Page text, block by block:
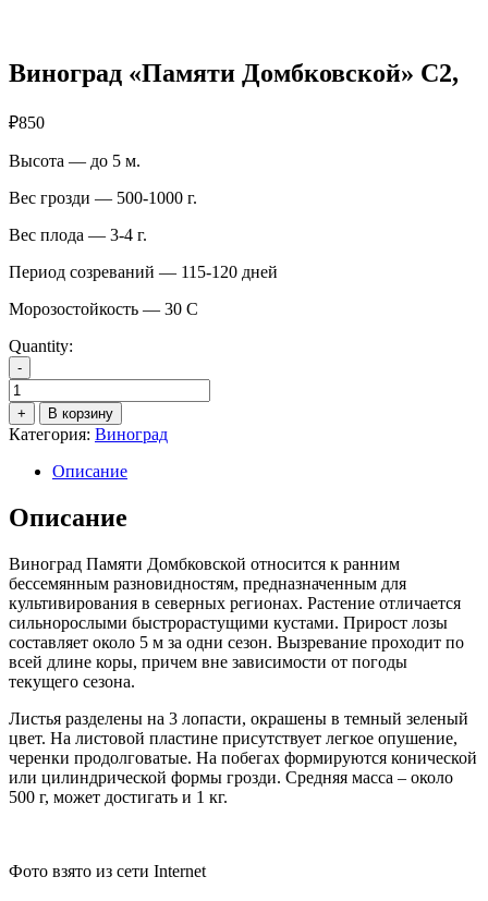
Виноград «Памяти Домбковской» С2,
₽850
Высота — до 5 м.
Вес грозди — 500-1000 г.
Вес плода — 3-4 г.
Период созреваний — 115-120 дней
Морозостойкость — 30 С
Quantity:
-
Количество
товара
Виноград
"Памяти
Домбковской"
+ В корзину
Категория: Виноград
Описание
Описание
Виноград Памяти Домбковской относится к ранним
бессемянным разновидностям, предназначенным для
культивирования в северных регионах. Растение отличается
сильнорослыми быстрорастущими кустами. Прирост лозы
составляет около 5 м за одни сезон. Вызревание проходит по
всей длине коры, причем вне зависимости от погоды
текущего сезона.
Листья разделены на 3 лопасти, окрашены в темный зеленый
цвет. На листовой пластине присутствует легкое опушение,
черенки продолговатые. На побегах формируются конической
или цилиндрической формы грозди. Средняя масса – около
500 г, может достигать и 1 кг.
Фото взято из сети Internet